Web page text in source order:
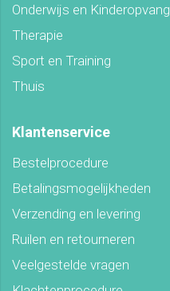
Onderwijs en Kinderopvang
Therapie
Sport en Training
Thuis
Klantenservice
Bestelprocedure
Betalingsmogelijkheden
Verzending en levering
Ruilen en retourneren
Veelgestelde vragen